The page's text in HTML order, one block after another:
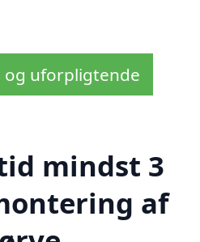
og uforpligtende
mindst 3
af